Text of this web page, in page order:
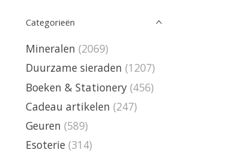
Categorieën
Mineralen (2069)
Duurzame sieraden (1207)
Boeken & Stationery (456)
Cadeau artikelen (247)
Geuren (589)
Esoterie (314)